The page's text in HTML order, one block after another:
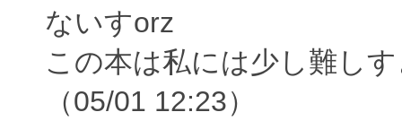
ないすorz
この本は私には少し難し
（05/01 12:23）